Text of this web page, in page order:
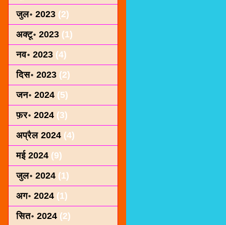
जुल॰ 2023 (2)
अक्टू॰ 2023 (1)
नव॰ 2023 (4)
दिस॰ 2023 (2)
जन॰ 2024 (5)
फ़र॰ 2024 (3)
अप्रैल 2024 (4)
मई 2024 (9)
जुल॰ 2024 (1)
अग॰ 2024 (1)
सित॰ 2024 (2)